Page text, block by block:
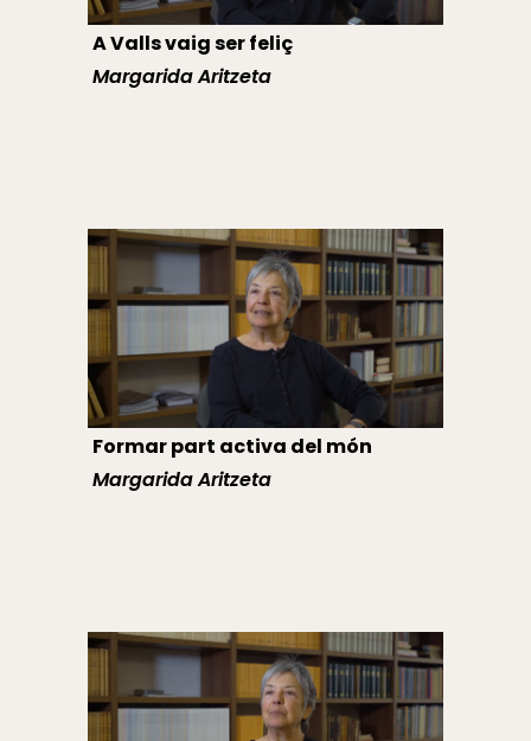
A Valls vaig ser feliç
Margarida Aritzeta
Formar part activa del món
Margarida Aritzeta